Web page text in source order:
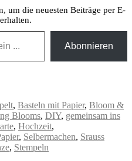
um die neuesten Beiträge per E-
Abonnieren
, Basteln mit Papier, Bloom &
Blooms, DIY, gemeinsam ins
, Hochzeit,
, Selbermachen, Srauss
, Stempeln